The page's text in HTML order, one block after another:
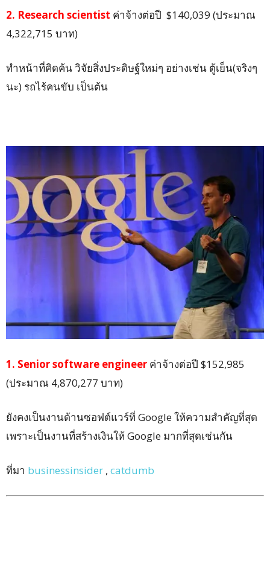
2. Research scientist ค่าจ้างต่อปี $140,039 (ประมาณ
4,322,715 บาท)
ทำหน้าที่คิดค้น วิจัยสิ่งประดิษฐ์ใหม่ๆ อย่างเช่น ตู้เย็น(จริงๆ
นะ) รถไร้คนขับ เป็นต้น
1. Senior software engineer ค่าจ้างต่อปี $152,985
(ประมาณ 4,870,277 บาท)
ยังคงเป็นงานด้านซอฟต์แวร์ที่ Google ให้ความสำคัญที่สุด
เพราะเป็นงานที่สร้างเงินให้ Google มากที่สุดเช่นกัน
ที่มา businessinsider , catdumb